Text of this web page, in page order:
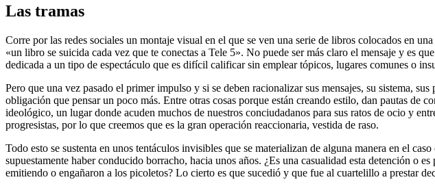
Las tramas
Corre por las redes sociales un montaje visual en el que se ven una serie de libros colocados en
«un libro se suicida cada vez que te conectas a Tele 5». No puede ser más claro el mensaje y es
dedicada a un tipo de espectáculo que es difícil calificar sin emplear tópicos, lugares comunes o
Pero que una vez pasado el primer impulso y si se deben racionalizar sus mensajes, su sistema,
obligación que pensar un poco más. Entre otras cosas porque están creando estilo, dan pautas
ideológico, un lugar donde acuden muchos de nuestros conciudadanos para sus ratos de ocio y
progresistas, por lo que creemos que es la gran operación reaccionaria, vestida de raso.
Todo esto se sustenta en unos tentáculos invisibles que se materializan de alguna manera en el
supuestamente haber conducido borracho, hacia unos años. ¿Es una casualidad esta detención o
emitiendo o engañaron a los picoletos? Lo cierto es que sucedió y que fue al cuartelillo a prestar